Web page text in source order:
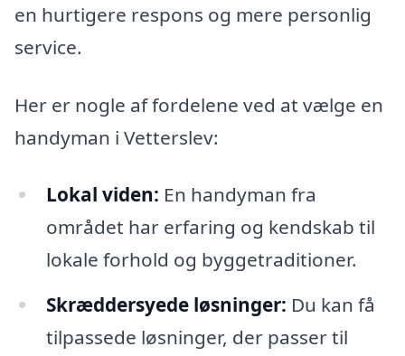
en hurtigere respons og mere personlig
service.
Her er nogle af fordelene ved at vælge en
handyman i Vetterslev:
Lokal viden: En handyman fra
området har erfaring og kendskab til
lokale forhold og byggetraditioner.
Skræddersyede løsninger: Du kan få
tilpassede løsninger, der passer til